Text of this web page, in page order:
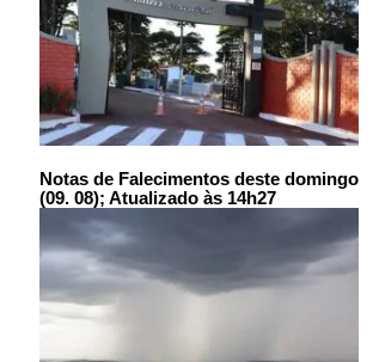
Notas de Falecimentos deste domingo
(09. 08); Atualizado às 14h27